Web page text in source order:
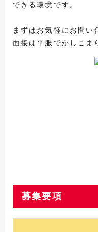
できる環境です。
まずはお気軽にお問い
面接は平服でかしこま
募集要項